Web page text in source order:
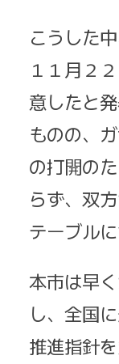
こうした
１１月２
意したと
ものの、
の打開の
らず、双
テーブル
本市は早
し、全国
推進指針